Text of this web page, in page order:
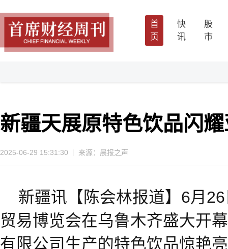
首
页
快
讯
股
市
新疆天展原特色饮品闪
2025-06-29 15:31:30 来源：晨报之声
新疆讯【陈会林报道】6月
贸易博览会在乌鲁木齐盛大开
有限公司生产的特色饮品惊艳